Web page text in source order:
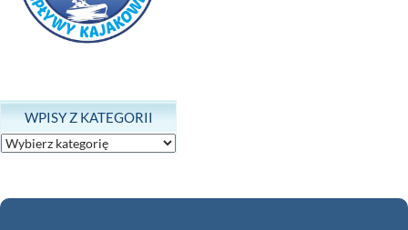
WPISY Z KATEGORII
Wpisy
z